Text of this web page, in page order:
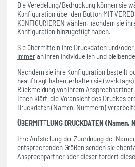
Die Veredelung/Bedruckung können sie
Konfiguration über den Button MIT
KONFIGURIEREN wählen, nachdem sie
Konfiguration hinzugefügt haben.
Sie übermitteln ihre Druckdaten und/
immeran ihren individuellen und
Nachdem sie ihre Konfiguration bestellt
beauftragt haben, erhalten sie (werktags)
Rückmeldung von ihrem
Ihnen klärt, die Voransicht des Druckes
Druckdaten (Namen, Nummern)
ÜBERMITTLUNG DRUCKDATEN (Namen,
Ihre Aufstellung der Zuordnung der
entsprechenden Größen senden sie
Ansprechpartner oder dieser fordert